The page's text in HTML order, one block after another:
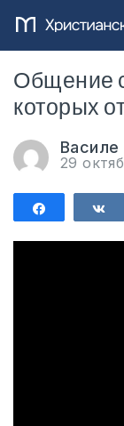
Общение
которых
Василе
29
Поделиться